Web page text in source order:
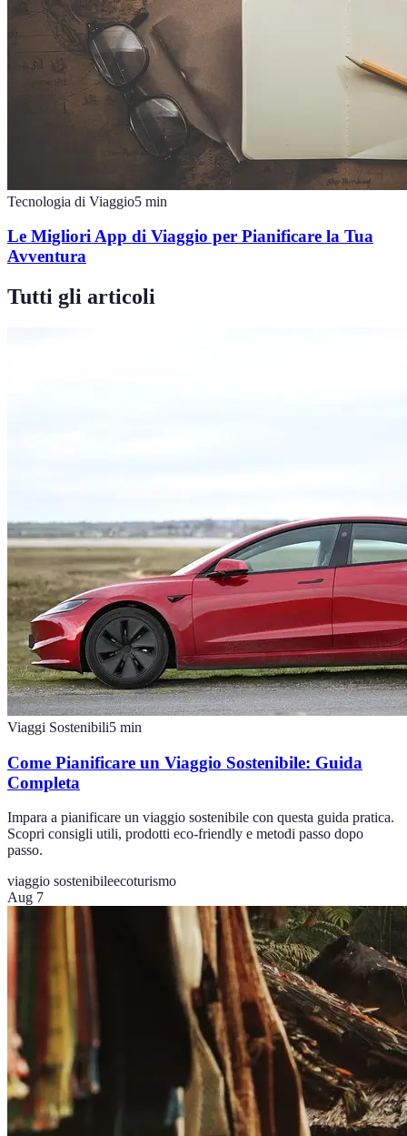
Tecnologia di Viaggio5 min
Le Migliori App di Viaggio per Pianificare la Tua
Avventura
Tutti gli articoli
Viaggi Sostenibili5 min
Come Pianificare un Viaggio Sostenibile: Guida
Completa
Impara a pianificare un viaggio sostenibile con questa guida pratica.
Scopri consigli utili, prodotti eco-friendly e metodi passo dopo
passo.
viaggio sostenibileecoturismo
Aug 7